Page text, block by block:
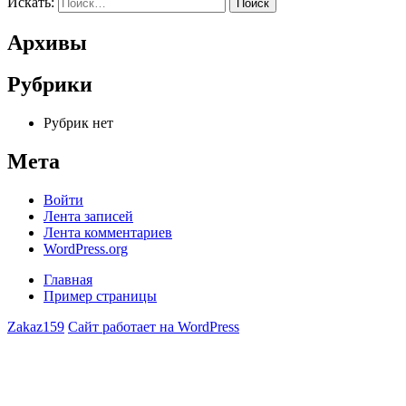
Поиск
Архивы
Рубрики
Рубрик нет
Мета
Войти
Лента записей
Лента комментариев
WordPress.org
Главная
Пример страницы
Zakaz159 Сайт работает на WordPress